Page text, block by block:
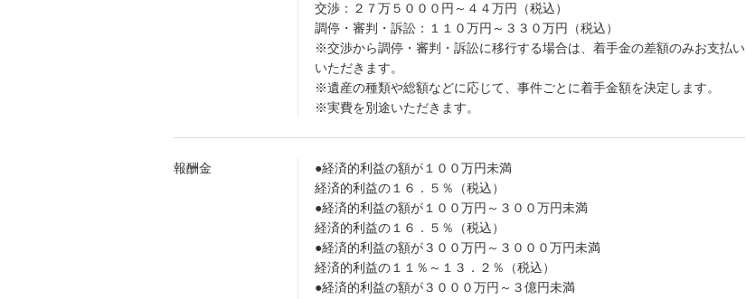
交渉：２７万５０００円～４４万円（税込）
調停・審判・訴訟：１１０万円～３３０万円（税込）
※交渉から調停・審判・訴訟に移行する場合は、着手金の差額のみお支払い
いただきます。
※遺産の種類や総額などに応じて、事件ごとに着手金額を決定します。
※実費を別途いただきます。
報酬金
●経済的利益の額が１００万円未満
経済的利益の１６．５％（税込）
●経済的利益の額が１００万円～３００万円未満
経済的利益の１６．５％（税込）
●経済的利益の額が３００万円～３０００万円未満
経済的利益の１１％～１３．２％（税込）
●経済的利益の額が３０００万円～３億円未満